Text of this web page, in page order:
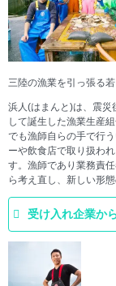
三陸の漁業を引っ張る
浜人(はまんと)は、震災
して誕生した漁業生産
でも漁師自らの手で行
ーや飲食店で取り扱わ
す。漁師であり業務責
ら考え直し、新しい形
受け入れ企業か